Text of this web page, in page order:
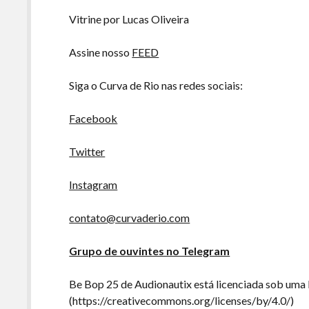
Vitrine por Lucas Oliveira
Assine nosso FEED
Siga o Curva de Rio nas redes sociais:
Facebook
Twitter
Instagram
contato@curvaderio.com
Grupo de ouvintes no Telegram
Be Bop 25 de Audionautix está licenciada sob
(https://creativecommons.org/licenses/by/4.0/)